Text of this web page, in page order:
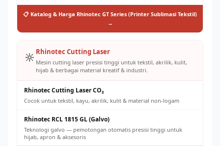
📋 Katalog & Harga Rhinotec GT Series (Printer Sublimasi Tekstil)
→
🔆 Rhinotec Cutting Laser
Mesin cutting laser presisi tinggi untuk tekstil, akrilik, kulit,
hijab & berbagai material kreatif & industri.
Rhinotec Cutting Laser CO₂
Cocok untuk tekstil, kayu, akrilik, kulit & material non-logam
Rhinotec RCL 1815 GL (Galvo)
Teknologi galvo — pemotongan otomatis presisi tinggi untuk
hijab, apron & aksesoris